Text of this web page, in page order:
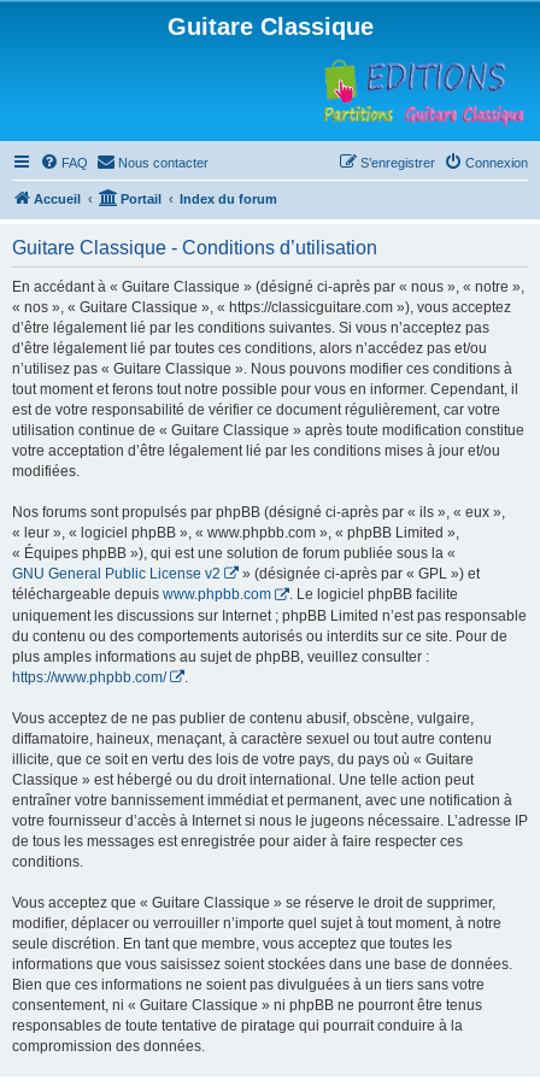
Guitare Classique
FAQ Nous contacter Connexion
S’enregistrer
Accueil Portail Index du forum
Guitare Classique - Conditions d’utilisation
En accédant à « Guitare Classique » (désigné ci-après par « nous », « notre »,
« nos », « Guitare Classique », « https://classicguitare.com »), vous acceptez
d’être légalement lié par les conditions suivantes. Si vous n’acceptez pas
d’être légalement lié par toutes ces conditions, alors n’accédez pas et/ou
n’utilisez pas « Guitare Classique ». Nous pouvons modifier ces conditions à
tout moment et ferons tout notre possible pour vous en informer. Cependant, il
est de votre responsabilité de vérifier ce document régulièrement, car votre
utilisation continue de « Guitare Classique » après toute modification constitue
votre acceptation d’être légalement lié par les conditions mises à jour et/ou
modifiées.
Nos forums sont propulsés par phpBB (désigné ci-après par « ils », « eux »,
« leur », « logiciel phpBB », « www.phpbb.com », « phpBB Limited »,
« Équipes phpBB »), qui est une solution de forum publiée sous la «
GNU General Public License v2
» (désignée ci-après par « GPL ») et
téléchargeable depuis www.phpbb.com
. Le logiciel phpBB facilite
uniquement les discussions sur Internet ; phpBB Limited n’est pas responsable
du contenu ou des comportements autorisés ou interdits sur ce site. Pour de
plus amples informations au sujet de phpBB, veuillez consulter :
https://www.phpbb.com/
Vous acceptez de ne pas publier de contenu abusif, obscène, vulgaire,
diffamatoire, haineux, menaçant, à caractère sexuel ou tout autre contenu
illicite, que ce soit en vertu des lois de votre pays, du pays où « Guitare
Classique » est hébergé ou du droit international. Une telle action peut
entraîner votre bannissement immédiat et permanent, avec une notification à
votre fournisseur d’accès à Internet si nous le jugeons nécessaire. L’adresse IP
de tous les messages est enregistrée pour aider à faire respecter ces
conditions.
Vous acceptez que « Guitare Classique » se réserve le droit de supprimer,
modifier, déplacer ou verrouiller n’importe quel sujet à tout moment, à notre
seule discrétion. En tant que membre, vous acceptez que toutes les
informations que vous saisissez soient stockées dans une base de données.
Bien que ces informations ne soient pas divulguées à un tiers sans votre
consentement, ni « Guitare Classique » ni phpBB ne pourront être tenus
responsables de toute tentative de piratage qui pourrait conduire à la
compromission des données.